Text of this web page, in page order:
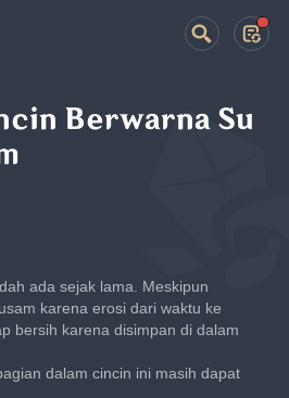
Berwarna Su
ada sejak lama. Meskipun
karena erosi dari waktu ke
bersih karena disimpan di dalam
dalam cincin ini masih dapat